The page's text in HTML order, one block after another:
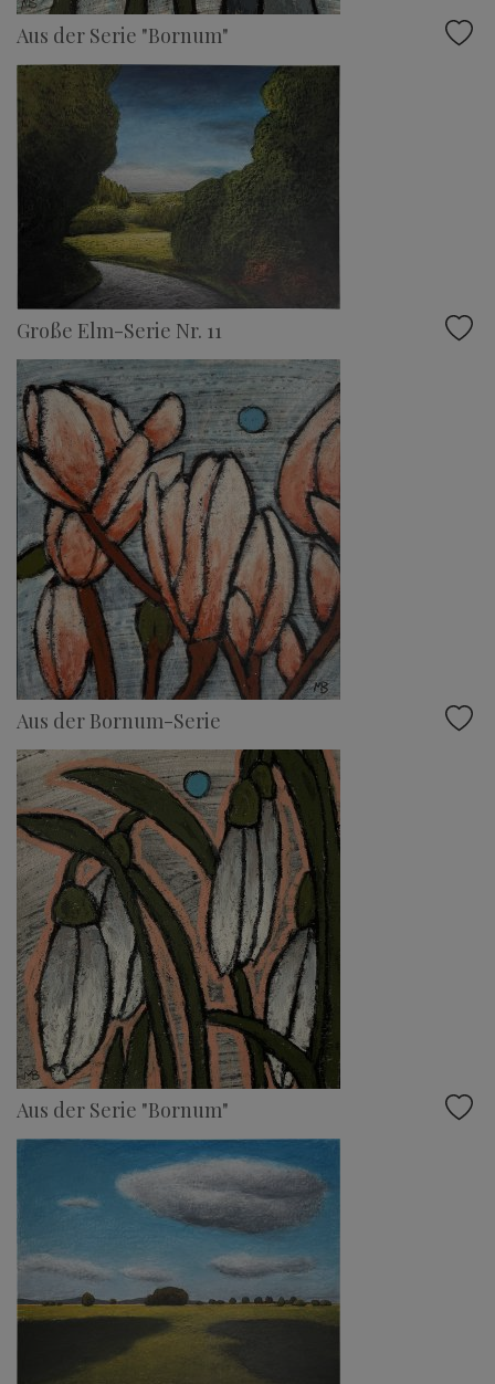
Aus der Serie "Bornum"
Große Elm-Serie Nr. 11
Aus der Bornum-Serie
Aus der Serie "Bornum"